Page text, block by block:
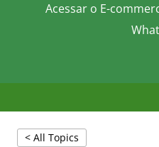
Acessar o E-
< All Topics